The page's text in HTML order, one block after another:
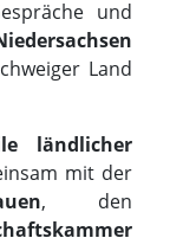
, den
,
Initiative
. Gemeinsam
und
und des